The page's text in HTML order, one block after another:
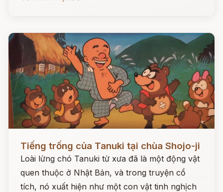
Đọc ngay
Tiếng trống của Tanuki tại chùa Shojo-ji
Loài lửng chó Tanuki từ xưa đã là một động vật
quen thuộc ở Nhật Bản, và trong truyện cổ
tích, nó xuất hiện như một con vật tinh nghịch